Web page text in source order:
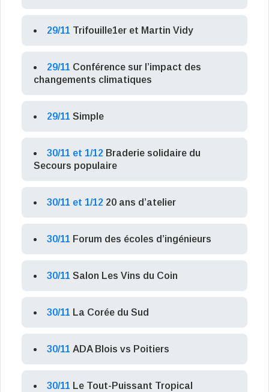
29/11 Trifouille1er et Martin Vidy
29/11 Conférence sur l’impact des
changements climatiques
29/11 Simple
30/11 et 1/12 Braderie solidaire du
Secours populaire
30/11 et 1/12 20 ans d’atelier
30/11 Forum des écoles d’ingénieurs
30/11 Salon Les Vins du Coin
30/11 La Corée du Sud
30/11 ADA Blois vs Poitiers
30/11 Le Tout-Puissant Tropical